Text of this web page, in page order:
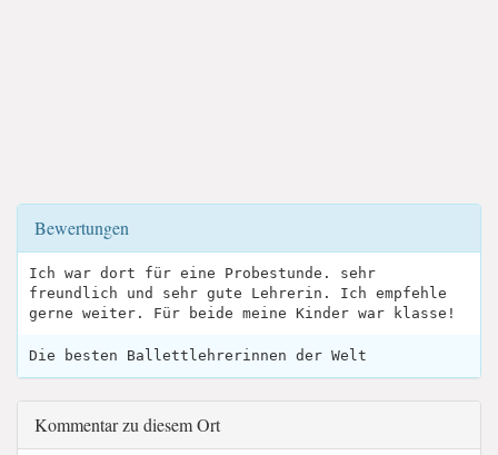
Bewertungen
Ich war dort für eine Probestunde. sehr
freundlich und sehr gute Lehrerin. Ich empfehle
gerne weiter. Für beide meine Kinder war klasse!
Die besten Ballettlehrerinnen der Welt
Kommentar zu diesem Ort